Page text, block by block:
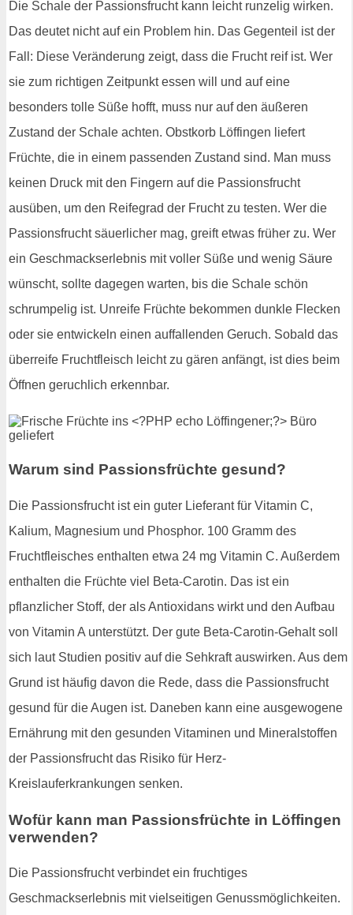
Die Schale der Passionsfrucht kann leicht runzelig wirken.
Das deutet nicht auf ein Problem hin. Das Gegenteil ist der
Fall: Diese Veränderung zeigt, dass die Frucht reif ist. Wer
sie zum richtigen Zeitpunkt essen will und auf eine
besonders tolle Süße hofft, muss nur auf den äußeren
Zustand der Schale achten. Obstkorb Löffingen liefert
Früchte, die in einem passenden Zustand sind. Man muss
keinen Druck mit den Fingern auf die Passionsfrucht
ausüben, um den Reifegrad der Frucht zu testen. Wer die
Passionsfrucht säuerlicher mag, greift etwas früher zu. Wer
ein Geschmackserlebnis mit voller Süße und wenig Säure
wünscht, sollte dagegen warten, bis die Schale schön
schrumpelig ist. Unreife Früchte bekommen dunkle Flecken
oder sie entwickeln einen auffallenden Geruch. Sobald das
überreife Fruchtfleisch leicht zu gären anfängt, ist dies beim
Öffnen geruchlich erkennbar.
Warum sind Passionsfrüchte gesund?
Die Passionsfrucht ist ein guter Lieferant für Vitamin C,
Kalium, Magnesium und Phosphor. 100 Gramm des
Fruchtfleisches enthalten etwa 24 mg Vitamin C. Außerdem
enthalten die Früchte viel Beta-Carotin. Das ist ein
pflanzlicher Stoff, der als Antioxidans wirkt und den Aufbau
von Vitamin A unterstützt. Der gute Beta-Carotin-Gehalt soll
sich laut Studien positiv auf die Sehkraft auswirken. Aus dem
Grund ist häufig davon die Rede, dass die Passionsfrucht
gesund für die Augen ist. Daneben kann eine ausgewogene
Ernährung mit den gesunden Vitaminen und Mineralstoffen
der Passionsfrucht das Risiko für Herz-
Kreislauferkrankungen senken.
Wofür kann man Passionsfrüchte in Löffingen
verwenden?
Die Passionsfrucht verbindet ein fruchtiges
Geschmackserlebnis mit vielseitigen Genussmöglichkeiten.